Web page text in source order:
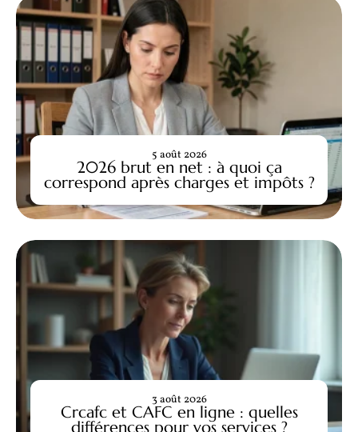
2026 brut en net : à quoi ça
correspond après charges et impôts ?
5 août 2026
Crcafc et CAFC en ligne : quelles
différences pour vos services ?
3 août 2026